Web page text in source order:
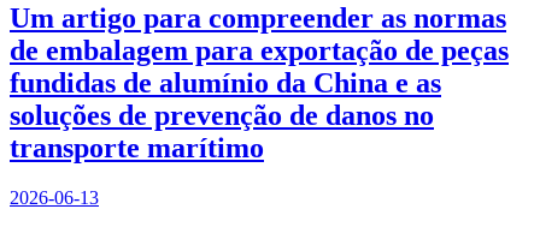
Um artigo para compreender as normas
de embalagem para exportação de peças
fundidas de alumínio da China e as
soluções de prevenção de danos no
transporte marítimo
2026-06-13